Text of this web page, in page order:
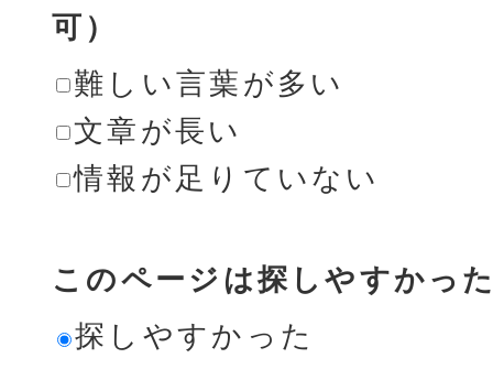
可）
難しい言葉が多い
文章が長い
情報が足りていない
このページは探しやすかっ
探しやすかった